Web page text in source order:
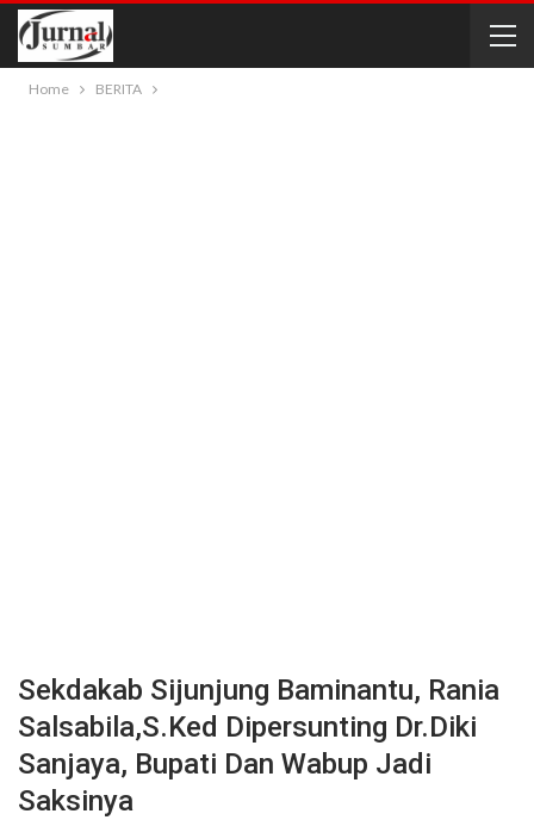
Home BERITA
Sekdakab Sijunjung Baminantu, Rania
Salsabila,S.Ked Dipersunting Dr.Diki
Sanjaya, Bupati Dan Wabup Jadi
Saksinya